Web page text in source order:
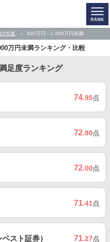
年版 500万円～1,000万円未満
万円未満ランキング・比較
足度ランキング
74.95点
72.80点
72.00点
71.41点
スト証券） 71.27点